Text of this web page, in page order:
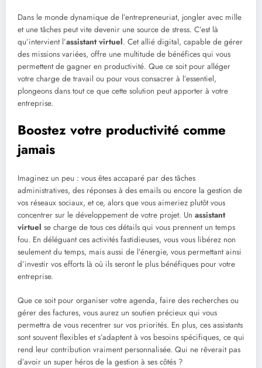
Dans le monde dynamique de l’entrepreneuriat, jongler avec mille
et une tâches peut vite devenir une source de stress. C’est là
qu’intervient l’assistant virtuel. Cet allié digital, capable de gérer
des missions variées, offre une multitude de bénéfices qui vous
permettent de gagner en productivité. Que ce soit pour alléger
votre charge de travail ou pour vous consacrer à l’essentiel,
plongeons dans tout ce que cette solution peut apporter à votre
entreprise.
Boostez votre productivité comme
jamais
Imaginez un peu : vous êtes accaparé par des tâches
administratives, des réponses à des emails ou encore la gestion de
vos réseaux sociaux, et ce, alors que vous aimeriez plutôt vous
concentrer sur le développement de votre projet. Un assistant
virtuel se charge de tous ces détails qui vous prennent un temps
fou. En déléguant ces activités fastidieuses, vous vous libérez non
seulement du temps, mais aussi de l’énergie, vous permettant ainsi
d’investir vos efforts là où ils seront le plus bénéfiques pour votre
entreprise.
Que ce soit pour organiser votre agenda, faire des recherches ou
gérer des factures, vous aurez un soutien précieux qui vous
permettra de vous recentrer sur vos priorités. En plus, ces assistants
sont souvent flexibles et s’adaptent à vos besoins spécifiques, ce qui
rend leur contribution vraiment personnalisée. Qui ne rêverait pas
d’avoir un super héros de la gestion à ses côtés ?